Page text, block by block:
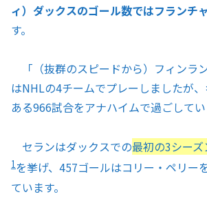
ィ）ダックスのゴール数ではフランチ
す。
「（抜群のスピードから）フィンラ
はNHLの4チームでプレーしましたが
ある966試合をアナハイムで過ごしてい
セランはダックスでの最初の3シー
1を挙げ、457ゴールはコリー・ペリー
ています。